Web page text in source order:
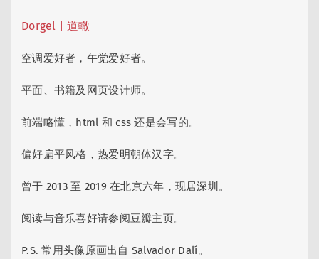
Dorgel | 道轍
空调爱好者，午觉爱好者。
平面、书籍及网页设计师。
前端略懂，html 和 css 还是会写的。
偏好扁平风格，热爱明朝体汉字。
曾于 2013 至 2019 在北京六年，现居深圳。
阅读与音乐喜好请参阅豆瓣主页。
P.S. 常用头像原画出自 Salvador Dalí。